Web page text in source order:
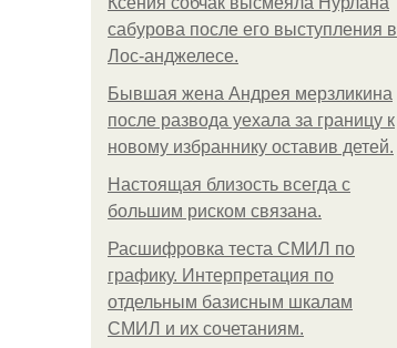
сабурова после его выступления в
Лос-анджелесе.
Бывшая жена Андрея мерзликина
после развода уехала за границу к
новому избраннику оставив детей.
Hacтоящая близость всегда с
большим риском связана.
Расшифровка теста СМИЛ по
графику. Интерпретация по
отдельным базисным шкалам
СМИЛ и их сочетаниям.